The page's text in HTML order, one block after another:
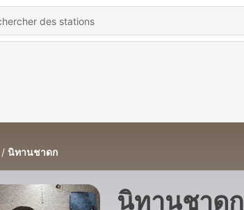
นิทานชาดก
นิทานชาดก